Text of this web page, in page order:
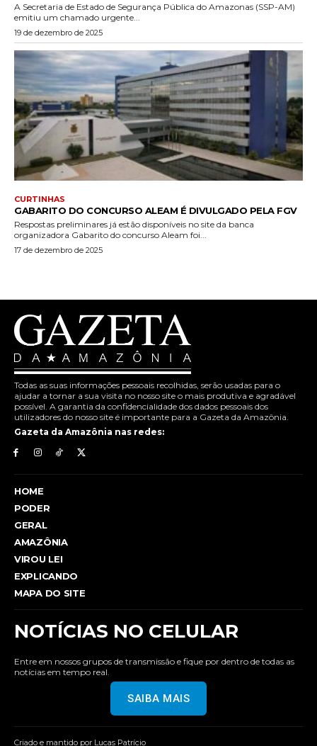
A Secretaria de Estado de Segurança Pública do Amazonas (SSP-AM)
emitiu um chamado urgente...
19 de dezembro de 2025
CURTINHAS
GABARITO DO CONCURSO ALEAM É DIVULGADO PELA FGV
Respostas preliminares já estão disponíveis no site da banca
organizadora Gabarito do concurso Aleam foi...
17 de dezembro de 2025
Todas as suas informações pessoais recolhidas, serão usadas para o
ajudar a tornar a sua visita no nosso site o mais produtiva e agradável
possível. A garantia da confidencialidade dos dados pessoais dos
utilizadores do nosso site é importante para a Gazeta da Amazônia.
Gazeta da Amazônia nas redes:
HOME
PODER
GERAL
AMAZÔNIA
VIROU LEI
EXPLICANDO
MAPA DO SITE
NOTÍCIAS NO CELULAR
Entre em nossos grupos de transmissão e fique por dentro de todas as
notícias em tempo real.
SAIBA MAIS
Criado e mantido por Lucas Patrício